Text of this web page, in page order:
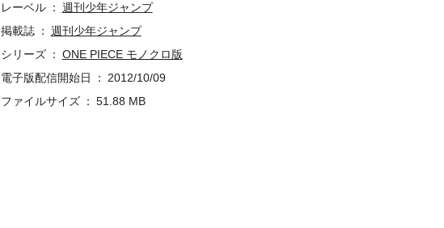
レーベル
週刊少年ジャンプ
掲載誌
週刊少年ジャンプ
シリーズ
ONE PIECE モノクロ版
電子版配信開始日
2012/10/09
ファイルサイズ
51.88 MB